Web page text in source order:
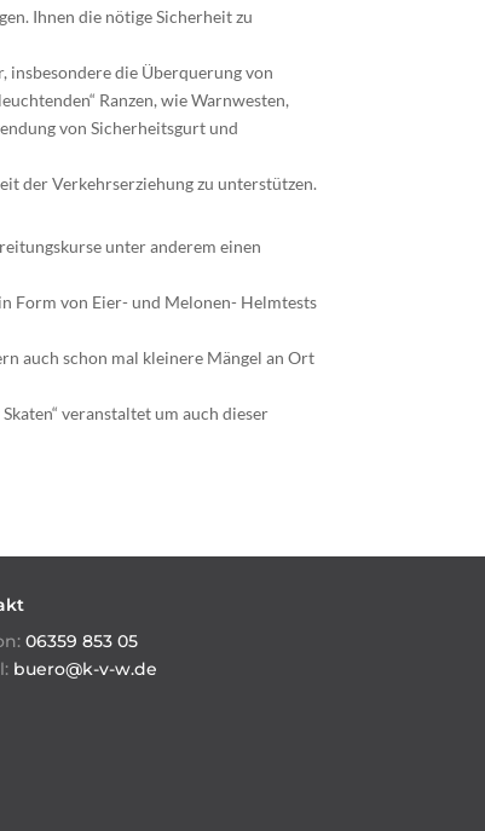
Ihnen die nötige Sicherheit zu
die Überquerung von
Ranzen, wie Warnwesten,
von Sicherheitsgurt und
der Verkehrserziehung zu unterstützen.
unter anderem einen
Form von Eier- und Melonen- Helmtests
auch schon mal kleinere Mängel an Ort
veranstaltet um auch dieser
06359 853 05
buero@k-v-w.de